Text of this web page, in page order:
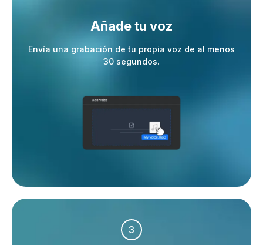
Añade tu voz
Envía una grabación de tu propia voz de al menos
30 segundos.
3